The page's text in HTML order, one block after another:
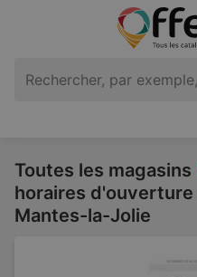
Toutes les magasins
horaires d'ouverture
Mantes-la-Jolie